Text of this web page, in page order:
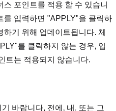
포인트를 적용 할 수 있습니
를 입력하면 "APPLY"을 클릭하
기 위해 업데이트됩니다. 체
를 클릭하지 않는 경우, 입
트는 적용되지 않습니다.
바랍니다, 전에, 내, 또는 그